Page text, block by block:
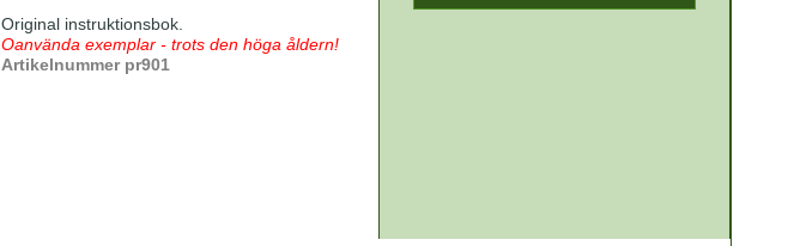
Original instruktionsbok.
Oanvända exemplar - trots den höga åldern!
Artikelnummer pr901